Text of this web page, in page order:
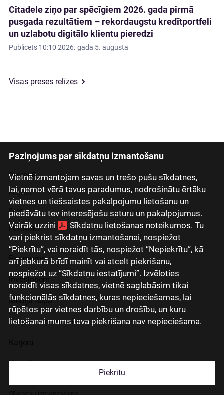
Paziņojums par sīkdatņu izmantošanu
Vietnē izmantojam savas un trešo pušu sīkdatnes,
lai, ņemot vērā tavus paradumus, nodrošinātu ērtāku
vietnes un tiešsaistes pakalpojumu lietošanu un
piedāvātu tev interesējošu saturu un pakalpojumus.
Vairāk uzzini
Sīkdatņu lietošanas noteikumos. Tu
vari piekrist sīkdatņu izmantošanai, nospiežot
“Piekrītu”, vai noraidīt tās, nospiežot “Nepiekrītu”, kā
arī jebkurā brīdī mainīt vai atcelt piekrišanu,
nospiežot uz “Sīkdatņu iestatījumi”. Izvēloties
noraidīt visas sīkdatnes, vietnē saglabāsim tikai
funkcionālās sīkdatnes, kuras nepieciešamas, lai
rūpētos par vietnes darbību un drošību, un kuru
lietošanai mums tava piekrišana nav nepieciešama.
Piekrītu
Citadele ziņo par spēcīgiem 2026. gada pirmā
pusgada rezultātiem – rekordaugstu kredītportfeli
un uzlabotu digitālo klientu pieredzi
Publicēts 10:10 2026. gada 5. augustā
Visas preses relīzes
Latviski
Русский
English
Eesti
Lietuviškai
Par mums
Investoriem
Mediju telpa
Grupas uzņēmumi
Kontakti